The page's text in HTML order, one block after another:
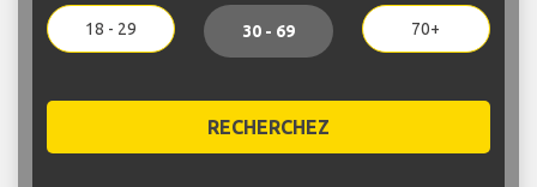
18 - 29 30 - 69 70+
RECHERCHEZ